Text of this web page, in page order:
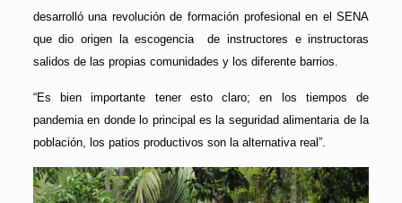
desarrolló una revolución de formación profesional en el SENA
que dio origen la escogencia de instructores e instructoras
salidos de las propias comunidades y los diferente barrios.
“Es bien importante tener esto claro; en los tiempos de
pandemia en donde lo principal es la seguridad alimentaria de la
población, los patios productivos son la alternativa real”.